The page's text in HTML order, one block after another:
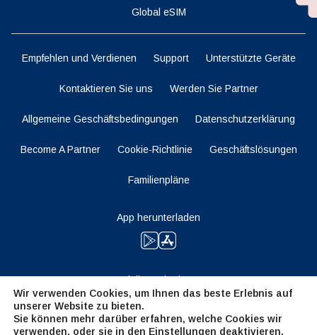
Global eSIM
Empfehlen und Verdienen Support Unterstützte Geräte
Kontaktieren Sie uns Werden Sie Partner
Allgemeine Geschäftsbedingungen Datenschutzerklärung
Become A Partner Cookie-Richtlinie Geschäftslösungen
Familienpläne
App herunterladen
Bleiben Sie dran
Wir verwenden Cookies, um Ihnen das beste Erlebnis auf
unserer Website zu bieten.
Sie können mehr darüber erfahren, welche Cookies wir
verwenden, oder sie in den Einstellungen deaktivieren.